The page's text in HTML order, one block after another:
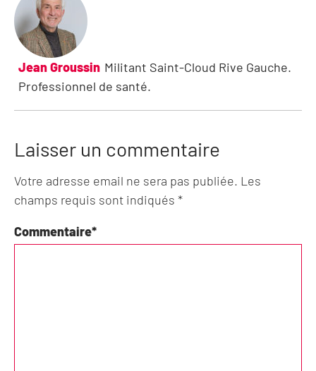
Jean Groussin Militant Saint-Cloud Rive Gauche.
Professionnel de santé.
Laisser un commentaire
Votre adresse email ne sera pas publiée. Les
champs requis sont indiqués *
Commentaire*